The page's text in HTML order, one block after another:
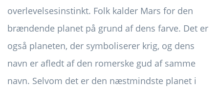
overlevelsesinstinkt. Folk kalder Mars for den
brændende planet på grund af dens farve. Det er
også planeten, der symboliserer krig, og dens
navn er afledt af den romerske gud af samme
navn. Selvom det er den næstmindste planet i